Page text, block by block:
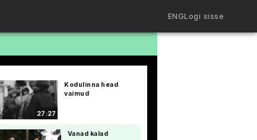
ENGLogi sisse
27:27
Kodulinna head
vaimud
Vanad kalad